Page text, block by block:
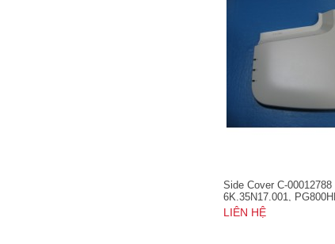
Side Cover C-
6K.35N17.001,
PG800X, PRO8510L,
PRO8530HDL,
LIÊN HỆ